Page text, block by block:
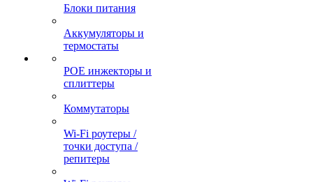
Блоки питания
Аккумуляторы и
термостаты
POE инжекторы и
сплиттеры
Коммутаторы
Wi-Fi роутеры /
точки доступа /
репитеры